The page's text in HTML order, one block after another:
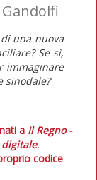
una nuova
Se sì,
immaginare
sinodale?
a Il Regno -
digitale.
codice